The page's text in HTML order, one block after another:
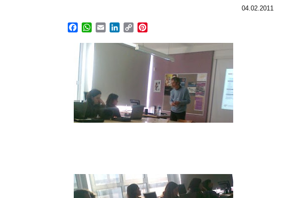
04.02.2011
Facebook
WhatsApp
EmailLinkedIn
Copy